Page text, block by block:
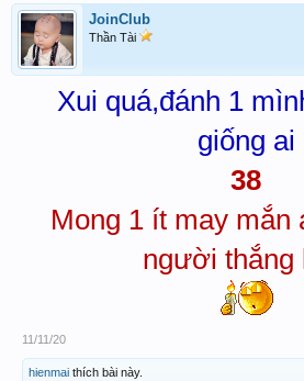
JoinClub
Thần Tài
Xui quá,đánh 1
giống ai
38
Mong 1 ít may mắn
người thắng
11/11/20
hienmai thích bài này.